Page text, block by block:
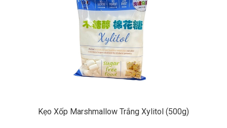
Kẹo Xốp Marshmallow Trắng Xylitol (500g)